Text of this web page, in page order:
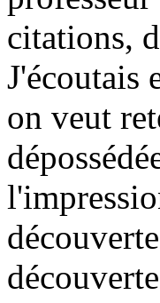
citations,
J'écoutais
on veut